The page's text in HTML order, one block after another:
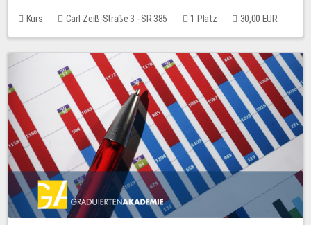
Kurs Carl-Zeiß-Straße 3 - SR 385 1 Platz 30,00 EUR